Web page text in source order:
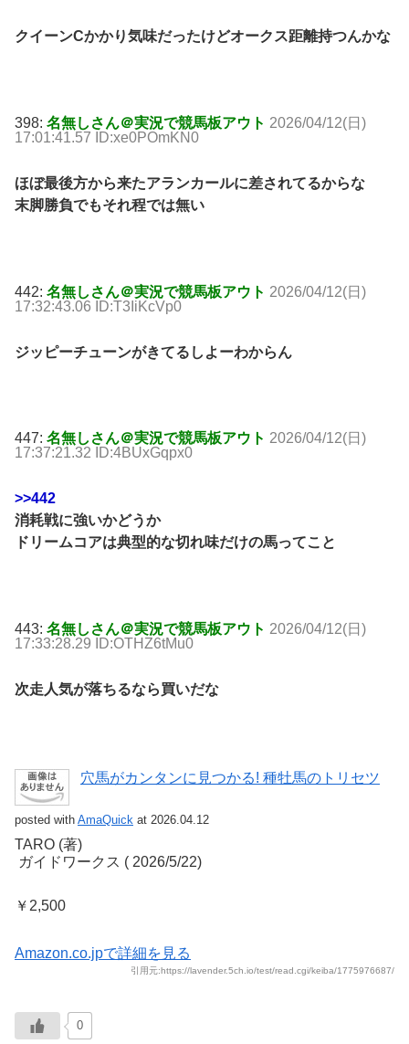
クイーンCかかり気味だったけどオークス距離持つんかな
398: 名無しさん＠実況で競馬板アウト 2026/04/12(日)
17:01:41.57 ID:xe0POmKN0
ほぼ最後方から来たアランカールに差されてるからな
末脚勝負でもそれ程では無い
442: 名無しさん＠実況で競馬板アウト 2026/04/12(日)
17:32:43.06 ID:T3IiKcVp0
ジッピーチューンがきてるしよーわからん
447: 名無しさん＠実況で競馬板アウト 2026/04/12(日)
17:37:21.32 ID:4BUxGqpx0
>>442
消耗戦に強いかどうか
ドリームコアは典型的な切れ味だけの馬ってこと
443: 名無しさん＠実況で競馬板アウト 2026/04/12(日)
17:33:28.29 ID:OTHZ6tMu0
次走人気が落ちるなら買いだな
穴馬がカンタンに見つかる! 種牡馬のトリセツ
posted with AmaQuick at 2026.04.12
TARO (著)
‎ ガイドワークス (‎ 2026/5/22)
￥2,500
Amazon.co.jpで詳細を見る
引用元:https://lavender.5ch.io/test/read.cgi/keiba/1775976687/
0